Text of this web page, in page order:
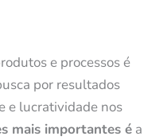
e processos é
por resultados
e lucratividade nos
mais importantes é a